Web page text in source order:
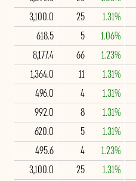
1.31%
25
3,100.0
1.06%
5
618.5
1.23%
66
8,177.4
1.31%
11
1,364.0
1.31%
4
496.0
1.31%
8
992.0
1.31%
5
620.0
1.23%
4
495.6
1.31%
25
3,100.0